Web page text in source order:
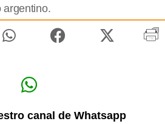
argentino.
canal de Whatsapp